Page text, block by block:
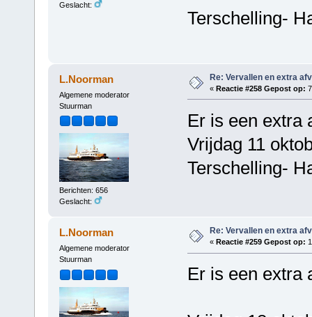
Geslacht:
Terschelling-
L.Noorman
Algemene moderator
Stuurman
Berichten: 656
Geslacht:
Re: Vervallen en extra
« Reactie #258 Gepost op:
Er is een extra
Vrijdag 11
Terschelling-
L.Noorman
Algemene moderator
Stuurman
Re: Vervallen en extra
« Reactie #259 Gepost op:
Er is een extra